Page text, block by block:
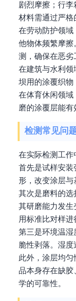
剧烈摩擦；行
材料需通过严格
在劳动防护领
他物体频繁摩
测，确保在恶劣
在建筑与水利
坝用的涂覆织物
在体育休闲领
磨的涂覆层能有
检测常见问
在实际检测工作
首先是试样安
形，改变涂层与
其次是磨料的
其研磨能力发生
用标准比对样进
第三是环境温
脆性剥落。湿
此外，涂层均
品本身存在缺
学的可靠性。